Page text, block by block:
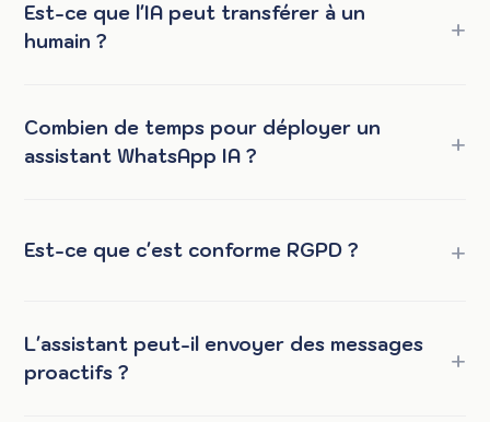
Est-ce que l'IA peut transférer à un
humain ?
Combien de temps pour déployer un
assistant WhatsApp IA ?
Est-ce que c'est conforme RGPD ?
L'assistant peut-il envoyer des messages
proactifs ?